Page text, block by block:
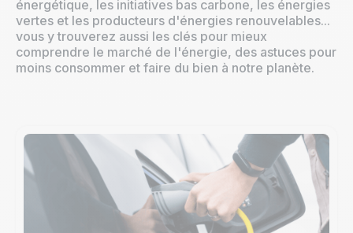
énergétique, les initiatives bas carbone, les énergies
vertes et les producteurs d'énergies renouvelables...
vous y trouverez aussi les clés pour mieux
comprendre le marché de l'énergie, des astuces pour
moins consommer et faire du bien à notre planète.